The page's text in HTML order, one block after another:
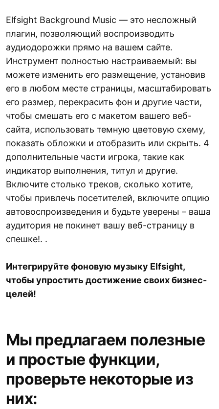
Elfsight Background Music — это несложный
плагин, позволяющий воспроизводить
аудиодорожки прямо на вашем сайте.
Инструмент полностью настраиваемый: вы
можете изменить его размещение, установив
его в любом месте страницы, масштабировать
его размер, перекрасить фон и другие части,
чтобы смешать его с макетом вашего веб-
сайта, использовать темную цветовую схему,
показать обложки и отобразить или скрыть. 4
дополнительные части игрока, такие как
индикатор выполнения, титул и другие.
Включите столько треков, сколько хотите,
чтобы привлечь посетителей, включите опцию
автовоспроизведения и будьте уверены – ваша
аудитория не покинет вашу веб-страницу в
спешке!. .
Интегрируйте фоновую музыку Elfsight,
чтобы упростить достижение своих бизнес-
целей!
Мы предлагаем полезные
и простые функции,
проверьте некоторые из
них: